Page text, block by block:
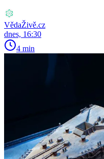
VědaŽivě.cz
dnes, 16:30
4 min